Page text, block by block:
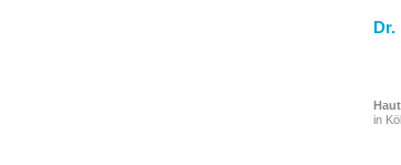
Dr.
in